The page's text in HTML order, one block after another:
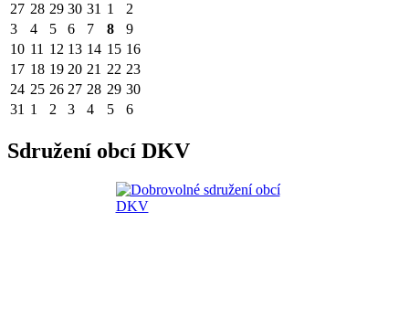
27 28 29 30 31 1
2
3
4 5 6 7 8
9
10 11 12 13 14 15 16
17 18 19 20 21 22 23
24 25 26 27 28 29 30
31 1 2 3 4 5 6
Sdružení obcí DKV